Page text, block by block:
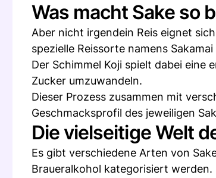
Was macht Sake so
Aber nicht irgendein Reis eignet
spezielle Reissorte namens
Der Schimmel Koji spielt dabei eine
Zucker umzuwandeln.
Dieser Prozess zusammen mit
Geschmacksprofil des jeweiligen
Die vielseitige Welt
Es gibt verschiedene Arten von
Braueralkohol kategorisiert werden.